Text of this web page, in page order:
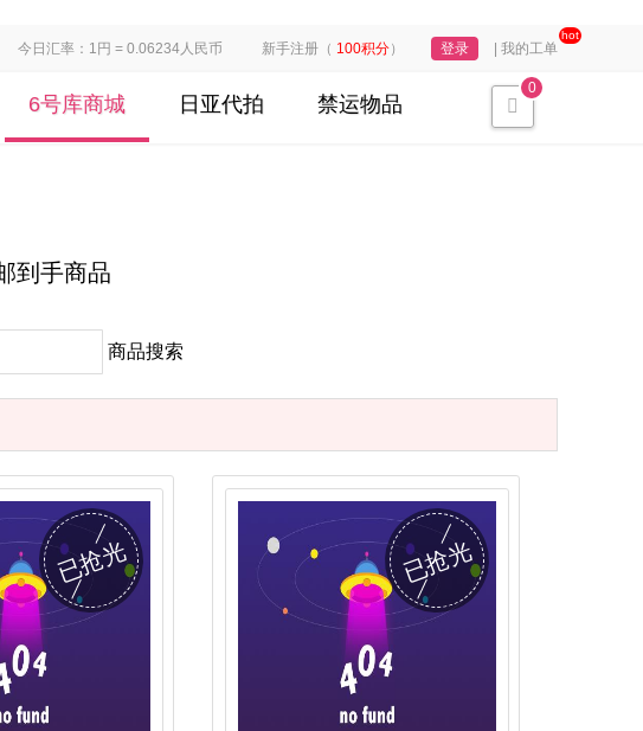
实惠！！
今日汇率：1円 = 0.06234人民币 新手注册（ 100积分） 登录 我的工单
hot
6号库商城 日亚代拍 禁运物品
0
到手商品
商品搜索
已抢光 已抢光